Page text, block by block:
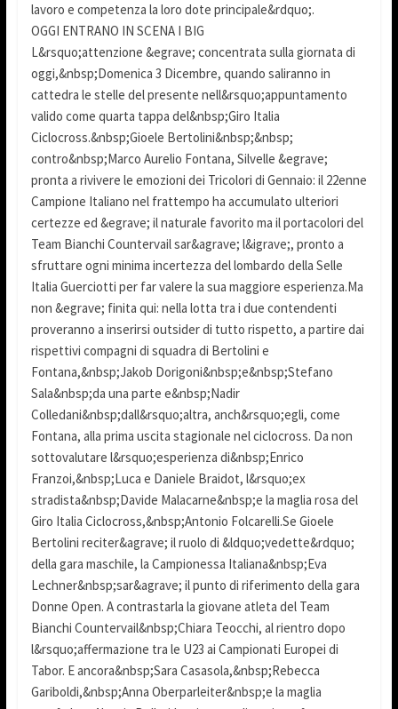
lavoro e competenza la loro dote principale&rdquo;.
OGGI ENTRANO IN SCENA I BIG
L&rsquo;attenzione &egrave; concentrata sulla giornata di
oggi,&nbsp;Domenica 3 Dicembre, quando saliranno in
cattedra le stelle del presente nell&rsquo;appuntamento
valido come quarta tappa del&nbsp;Giro Italia
Ciclocross.&nbsp;Gioele Bertolini&nbsp;&nbsp;
contro&nbsp;Marco Aurelio Fontana, Silvelle &egrave;
pronta a rivivere le emozioni dei Tricolori di Gennaio: il 22enne
Campione Italiano nel frattempo ha accumulato ulteriori
certezze ed &egrave; il naturale favorito ma il portacolori del
Team Bianchi Countervail sar&agrave; l&igrave;, pronto a
sfruttare ogni minima incertezza del lombardo della Selle
Italia Guerciotti per far valere la sua maggiore esperienza.Ma
non &egrave; finita qui: nella lotta tra i due contendenti
proveranno a inserirsi outsider di tutto rispetto, a partire dai
rispettivi compagni di squadra di Bertolini e
Fontana,&nbsp;Jakob Dorigoni&nbsp;e&nbsp;Stefano
Sala&nbsp;da una parte e&nbsp;Nadir
Colledani&nbsp;dall&rsquo;altra, anch&rsquo;egli, come
Fontana, alla prima uscita stagionale nel ciclocross. Da non
sottovalutare l&rsquo;esperienza di&nbsp;Enrico
Franzoi,&nbsp;Luca e Daniele Braidot, l&rsquo;ex
stradista&nbsp;Davide Malacarne&nbsp;e la maglia rosa del
Giro Italia Ciclocross,&nbsp;Antonio Folcarelli.Se Gioele
Bertolini reciter&agrave; il ruolo di &ldquo;vedette&rdquo;
della gara maschile, la Campionessa Italiana&nbsp;Eva
Lechner&nbsp;sar&agrave; il punto di riferimento della gara
Donne Open. A contrastarla la giovane atleta del Team
Bianchi Countervail&nbsp;Chiara Teocchi, al rientro dopo
l&rsquo;affermazione tra le U23 ai Campionati Europei di
Tabor. E ancora&nbsp;Sara Casasola,&nbsp;Rebecca
Gariboldi,&nbsp;Anna Oberparleiter&nbsp;e la maglia